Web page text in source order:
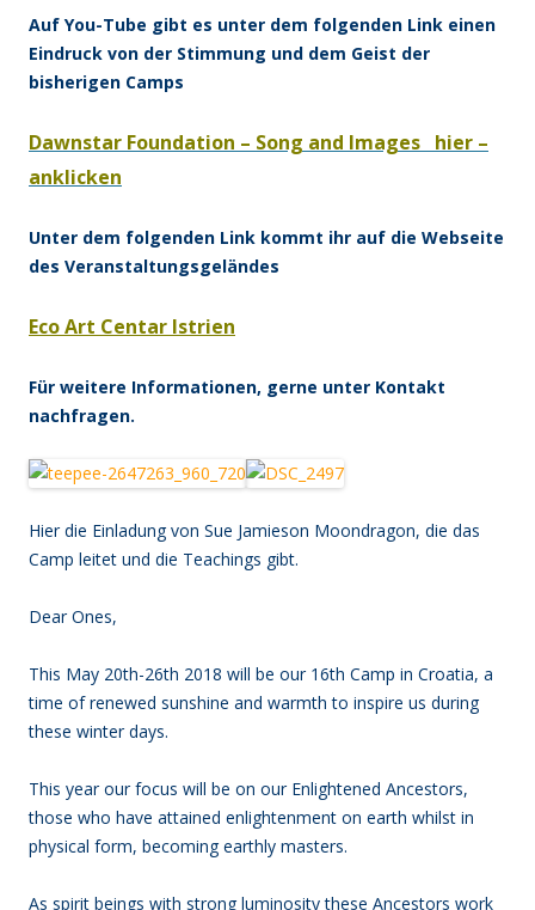
Auf You-Tube gibt es unter dem folgenden Link einen
Eindruck von der Stimmung und dem Geist der
bisherigen Camps
Dawnstar Foundation – Song and Images hier –
anklicken
Unter dem folgenden Link kommt ihr auf die Webseite
des Veranstaltungsgeländes
Eco Art Centar Istrien
Für weitere Informationen, gerne unter Kontakt
nachfragen.
Hier die Einladung von Sue Jamieson Moondragon, die das
Camp leitet und die Teachings gibt.
Dear Ones,
This May 20th-26th 2018 will be our 16th Camp in Croatia, a
time of renewed sunshine and warmth to inspire us during
these winter days.
This year our focus will be on our Enlightened Ancestors,
those who have attained enlightenment on earth whilst in
physical form, becoming earthly masters.
As spirit beings with strong luminosity these Ancestors work